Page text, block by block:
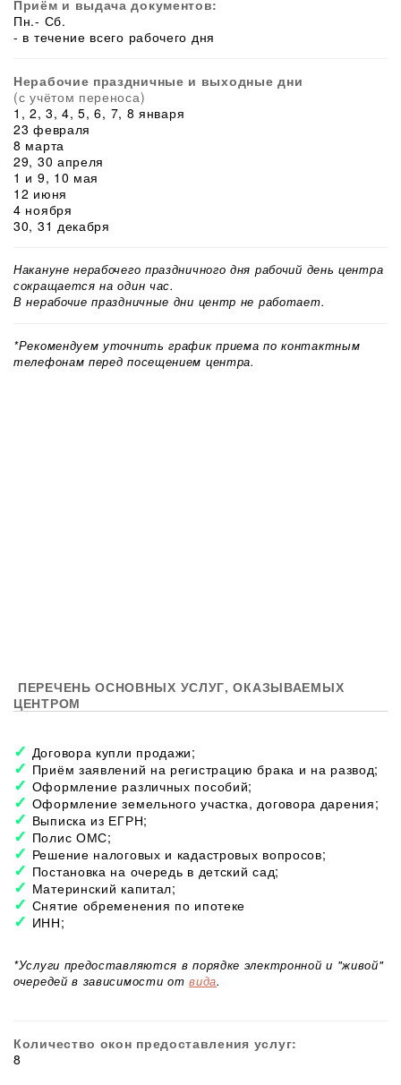
Приём и выдача документов:
Пн.- Сб.
- в течение всего рабочего дня
Нерабочие праздничные и выходные дни
(с учётом переноса)
1, 2, 3, 4, 5, 6, 7, 8 января
23 февраля
8 марта
29, 30 апреля
1 и 9, 10 мая
12 июня
4 ноября
30, 31 декабря
Накануне нерабочего праздничного дня рабочий день центра
сокращается на один час.
В нерабочие праздничные дни центр не работает.
*Рекомендуем уточнить график приема по контактным
телефонам перед посещением центра.
ПЕРЕЧЕНЬ ОСНОВНЫХ УСЛУГ, ОКАЗЫВАЕМЫХ
ЦЕНТРОМ
Договора купли продажи;
Приём заявлений на регистрацию брака и на развод;
Оформление различных пособий;
Оформление земельного участка, договора дарения;
Выписка из ЕГРН;
Полис ОМС;
Решение налоговых и кадастровых вопросов;
Постановка на очередь в детский сад;
Материнский капитал;
Снятие обременения по ипотеке
ИНН;
*Услуги предоставляются в порядке электронной и "живой"
очередей в зависимости отвида.
Количество окон предоставления услуг:
8